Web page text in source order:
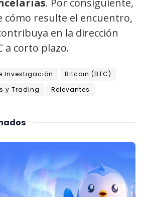
. Por consiguiente,
cómo resulte el encuentro,
en la dirección
a corto plazo.
Investigación
Bitcoin (BTC)
y Trading Relevantes